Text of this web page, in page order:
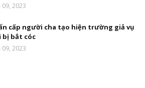
09, 2023
cấp người cha tạo hiện trường giả vụ
bị bắt cóc
09, 2023